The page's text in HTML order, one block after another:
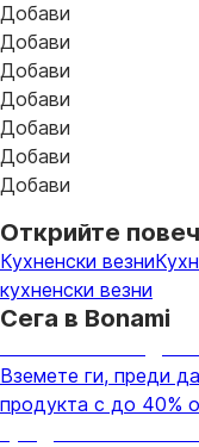
Добави
Добави
Добави
Добави
Добави
Добави
Добави
Открийте
Кухненски везни
кухненски везни
Сега в Bonami
Вземете ги, преди
продукта с до 40%